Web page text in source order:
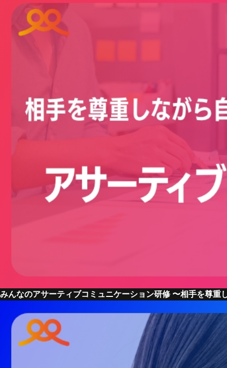
みんなのアサーティブコミュニケーション研修 〜相手を尊重